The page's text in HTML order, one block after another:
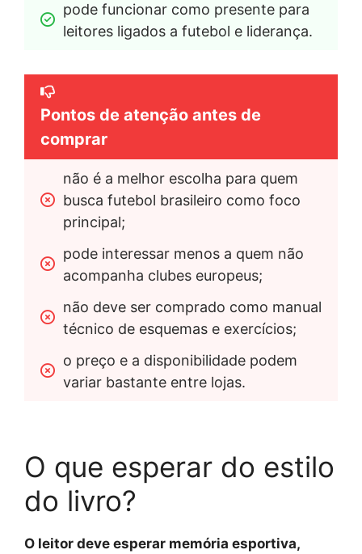
pode funcionar como presente para
leitores ligados a futebol e liderança.
Pontos de atenção antes de
comprar
não é a melhor escolha para quem
busca futebol brasileiro como foco
principal;
pode interessar menos a quem não
acompanha clubes europeus;
não deve ser comprado como manual
técnico de esquemas e exercícios;
o preço e a disponibilidade podem
variar bastante entre lojas.
O que esperar do estilo
do livro?
O leitor deve esperar memória esportiva,